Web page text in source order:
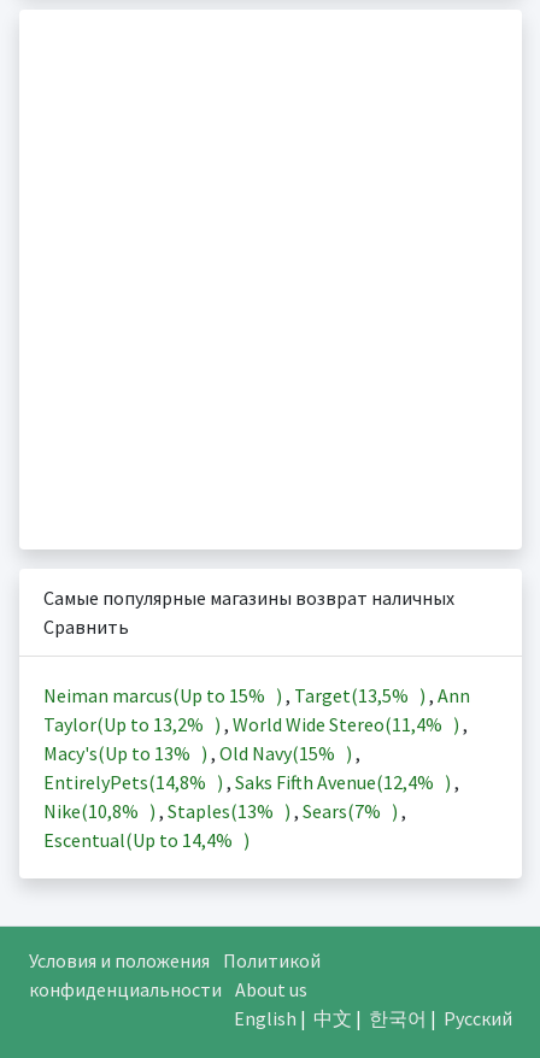
Самые популярные магазины возврат наличных
Сравнить
Neiman marcus(Up to 15% ) , Target(13,5% ) , Ann
Taylor(Up to 13,2% ) , World Wide Stereo(11,4% ) ,
Macy's(Up to 13% ) , Old Navy(15% ) ,
EntirelyPets(14,8% ) , Saks Fifth Avenue(12,4% ) ,
Nike(10,8% ) , Staples(13% ) , Sears(7% ) ,
Escentual(Up to 14,4% )
Условия и положения
Политикой
конфиденциальности About us
English | 中文 | 한국어 | Русский